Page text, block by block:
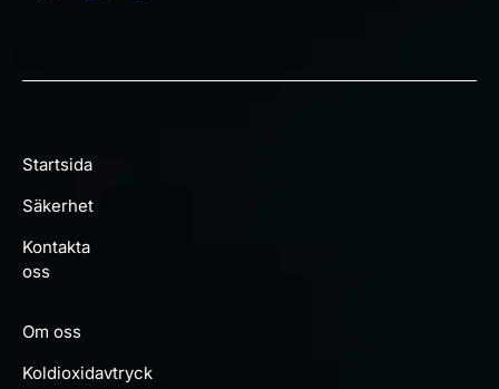
Startsida
Säkerhet
Kontakta
oss
Om oss
Koldioxidavtryck